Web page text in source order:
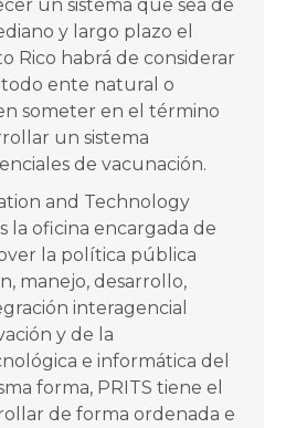
un sistema que sea de
y largo plazo el
Rico habrá de considerar
todo ente natural o
someter en el término
un sistema
de vacunación.
and Technology
la oficina encargada de
la política pública
manejo, desarrollo,
interagencial
y de la
e informática del
forma, PRITS tiene el
de forma ordenada e